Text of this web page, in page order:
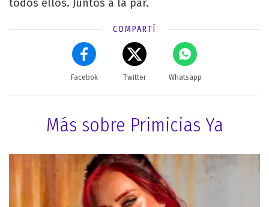
todos ellos. Juntos a la par.
COMPARTÍ
Facebok Twitter Whatsapp
Más sobre Primicias Ya